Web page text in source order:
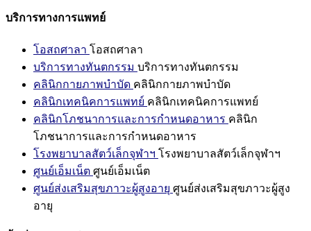
บริการทางการแพทย์
โอสถศาลา โอสถศาลา
บริการทางทันตกรรม บริการทางทันตกรรม
คลินิกกายภาพบำบัด คลินิกกายภาพบำบัด
คลินิกเทคนิคการแพทย์ คลินิกเทคนิคการแพทย์
คลินิกโภชนาการและการกำหนดอาหาร คลินิก
โภชนาการและการกำหนดอาหาร
โรงพยาบาลสัตว์เล็กจุฬาฯ โรงพยาบาลสัตว์เล็กจุฬาฯ
ศูนย์เอ็มเน็ต ศูนย์เอ็มเน็ต
ศูนย์ส่งเสริมสุขภาวะผู้สูงอายุ ศูนย์ส่งเสริมสุขภาวะผู้สูง
อายุ